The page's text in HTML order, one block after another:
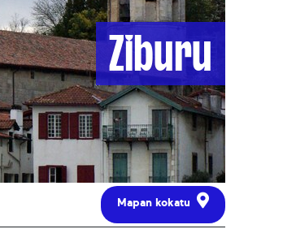
Ziburu
Mapan kokatu